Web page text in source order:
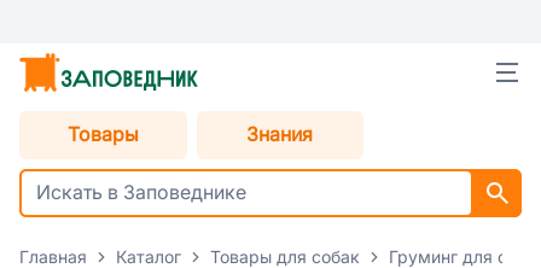
Товары Знания
Главная Каталог Товары для собак Груминг для